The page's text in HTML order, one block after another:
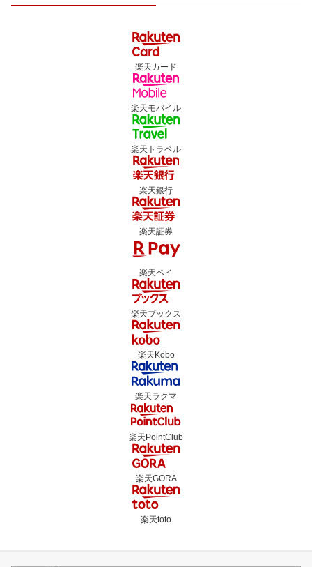
楽天カード
楽天モバイル
楽天トラベル
楽天銀行
楽天証券
楽天ペイ
楽天ブックス
楽天Kobo
楽天ラクマ
楽天PointClub
楽天GORA
楽天toto